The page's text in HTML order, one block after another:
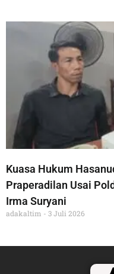
Kuasa Hukum
Praperadilan Usai
Irma Suryani
adakaltim 3 Juli 2026